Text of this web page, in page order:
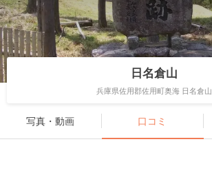
日名倉山
兵庫県佐用郡佐用町奥海 日名倉山
写真・動画 口コミ